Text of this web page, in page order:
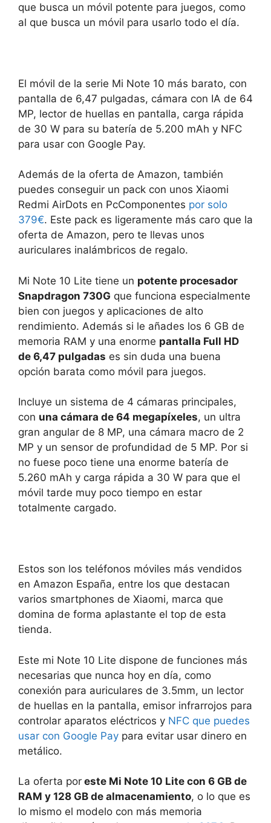
que busca un móvil potente para juegos, como
al que busca un móvil para usarlo todo el día.
El móvil de la serie Mi Note 10 más barato, con
pantalla de 6,47 pulgadas, cámara con IA de 64
MP, lector de huellas en pantalla, carga rápida
de 30 W para su batería de 5.200 mAh y NFC
para usar con Google Pay.
Además de la oferta de Amazon, también
puedes conseguir un pack con unos Xiaomi
Redmi AirDots en PcComponentes por solo
379€. Este pack es ligeramente más caro que la
oferta de Amazon, pero te llevas unos
auriculares inalámbricos de regalo.
Mi Note 10 Lite tiene un potente procesador
Snapdragon 730G que funciona especialmente
bien con juegos y aplicaciones de alto
rendimiento. Además si le añades los 6 GB de
memoria RAM y una enorme pantalla Full HD
de 6,47 pulgadas es sin duda una buena
opción barata como móvil para juegos.
Incluye un sistema de 4 cámaras principales,
con una cámara de 64 megapíxeles, un ultra
gran angular de 8 MP, una cámara macro de 2
MP y un sensor de profundidad de 5 MP. Por si
no fuese poco tiene una enorme batería de
5.260 mAh y carga rápida a 30 W para que el
móvil tarde muy poco tiempo en estar
totalmente cargado.
Estos son los teléfonos móviles más vendidos
en Amazon España, entre los que destacan
varios smartphones de Xiaomi, marca que
domina de forma aplastante el top de esta
tienda.
Este mi Note 10 Lite dispone de funciones más
necesarias que nunca hoy en día, como
conexión para auriculares de 3.5mm, un lector
de huellas en la pantalla, emisor infrarrojos para
controlar aparatos eléctricos y NFC que puedes
usar con Google Pay para evitar usar dinero en
metálico.
La oferta por este Mi Note 10 Lite con 6 GB de
RAM y 128 GB de almacenamiento, o lo que es
lo mismo el modelo con más memoria